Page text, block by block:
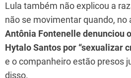
Lula também não explicou a
não se movimentar quando, no
Antônia Fontenelle denunciou
Hytalo Santos por “sexualizar
e o companheiro estão presos
disso.